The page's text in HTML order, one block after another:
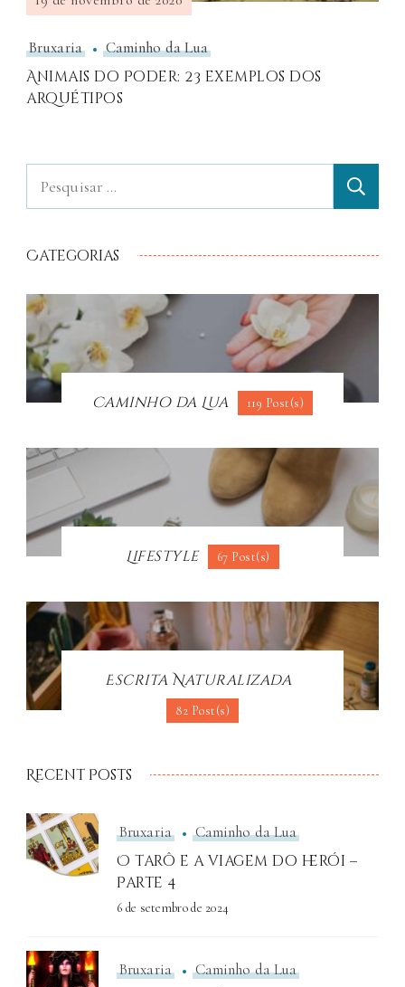
Bruxaria Caminho da Lua
Animais do Poder: 23 exemplos dos
arquétipos
Categorias
Caminho da Lua 119 Post(s)
Lifestyle 67 Post(s)
Escrita Naturalizada
82 Post(s)
Recent Posts
Bruxaria Caminho da Lua
O tarô e a viagem do herói –
Parte 4
6 de setembro de 2024
Bruxaria Caminho da Lua